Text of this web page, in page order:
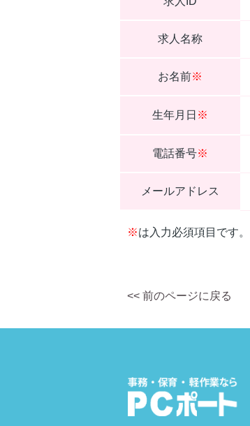
求人名称
お名前※
生年月日 ※
電話番号※
メールアドレス
※は入力必須項目です。
<< 前のページに戻る